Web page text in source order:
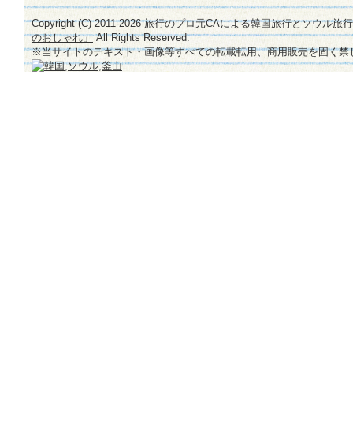
Copyright (C) 2011-2026旅行のプロ元CAによる韓国旅行とソウル旅
のおしゃれ」All Rights Reserved.
※当サイトのテキスト・画像等すべての転載転用、商用販売を固く禁